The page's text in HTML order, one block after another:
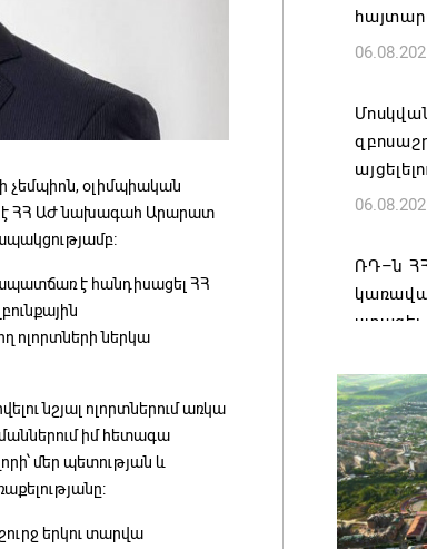
օլիմպիական
է ՀՀ ԱԺ նախագահ Արարատ
է հանդիսացել ՀՀ
ոլորտների ներկա
նշյալ ոլորտներում առկա
իմ հետագա
մեր պետության և
երկու տարվա
ՌԴ–ն
ստացել.